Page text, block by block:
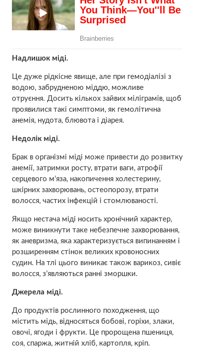
Надлишок міді.
Це дуже рідкісне явище, але при гемодіалізі з
водою, забрудненою міддю, можливе
отруєння. Досить кількох зайвих міліграмів, щоб
проявилися такі симптоми, як гемолітична
анемія, нудота, блювота і діарея.
Недолік міді.
Брак в організмі міді може привести до розвитку
анемії, затримки росту, втрати ваги, атрофії
серцевого м’яза, накопичення холестерину,
шкірних захворювань, остеопорозу, втрати
волосся, частих інфекцій і стомлюваності.
Якщо нестача міді носить хронічний характер,
може виникнути таке небезпечне захворювання,
як аневризма, яка характеризується випинанням і
розширенням стінок великих кровоносних
судин. На тлі цього виникає також варикоз, сивіє
волосся, з’являються ранні зморшки.
Джерела міді.
До продуктів рослинного походження, що
містить мідь, відносяться бобові, горіхи, злаки,
овочі, ягоди і фрукти. Це пророщена пшениця,
соя, спаржа, житній хліб, картопля, кріп.